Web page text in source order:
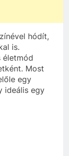
hódít,
is.
életmód
Most
egy
ideális egy